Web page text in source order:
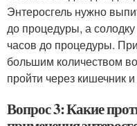
Энтеросгель нужно
до процедуры, а
часов до процедуры.
большим количеством
пройти через кишечник
Вопрос 3: Какие